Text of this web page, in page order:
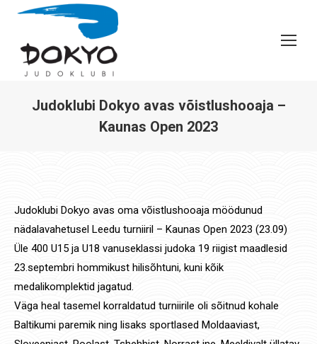
Judoklubi Dokyo avas võistlushooaja –
Kaunas Open 2023
Judoklubi Dokyo avas oma võistlushooaja möödunud
nädalavahetusel Leedu turniiril – Kaunas Open 2023 (23.09)
Üle 400 U15 ja U18 vanuseklassi judoka 19 riigist maadlesid
23.septembri hommikust hilisõhtuni, kuni kõik
medalikomplektid jagatud.
Väga heal tasemel korraldatud turniirile oli sõitnud kohale
Baltikumi paremik ning lisaks sportlased Moldaaviast,